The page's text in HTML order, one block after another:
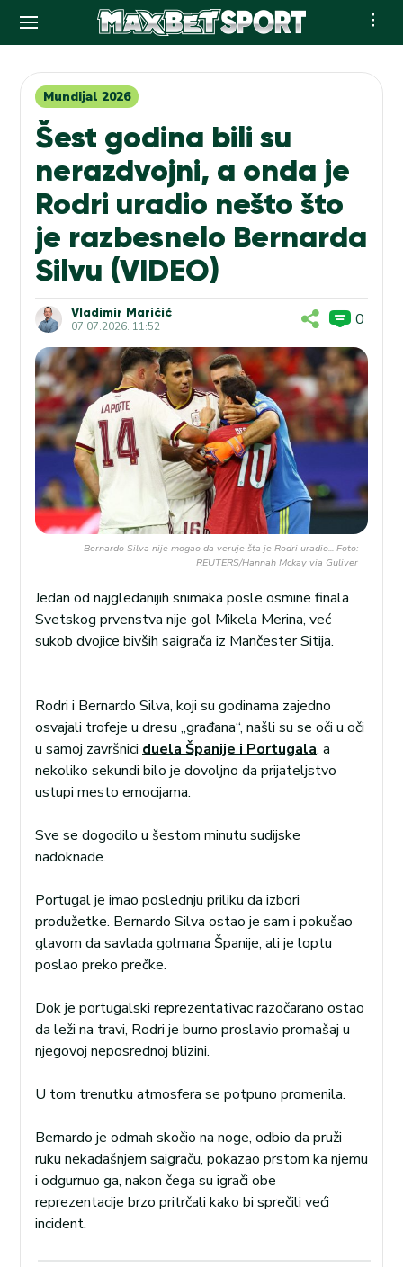
contentMundijal 2026
Šest godina bili su
nerazdvojni, a onda je
Rodri uradio nešto što
je razbesnelo Bernarda
Silvu (VIDEO)
Vladimir Maričić
07.07.2026. 11:52 0
Bernardo Silva nije mogao da veruje šta je Rodri uradio... Foto:
REUTERS/Hannah Mckay via Guliver
Jedan od najgledanijih snimaka posle osmine finala
Svetskog prvenstva nije gol Mikela Merina, već
sukob dvojice bivših saigrača iz Mančester Sitija.
Rodri i Bernardo Silva, koji su godinama zajedno
osvajali trofeje u dresu „građana“, našli su se oči u oči
u samoj završnici duela Španije i Portugala, a
nekoliko sekundi bilo je dovoljno da prijateljstvo
ustupi mesto emocijama.
Sve se dogodilo u šestom minutu sudijske
nadoknade.
Portugal je imao poslednju priliku da izbori
produžetke. Bernardo Silva ostao je sam i pokušao
glavom da savlada golmana Španije, ali je loptu
poslao preko prečke.
Dok je portugalski reprezentativac razočarano ostao
da leži na travi, Rodri je burno proslavio promašaj u
njegovoj neposrednoj blizini.
U tom trenutku atmosfera se potpuno promenila.
Bernardo je odmah skočio na noge, odbio da pruži
ruku nekadašnjem saigraču, pokazao prstom ka njemu
i odgurnuo ga, nakon čega su igrači obe
reprezentacije brzo pritrčali kako bi sprečili veći
incident.